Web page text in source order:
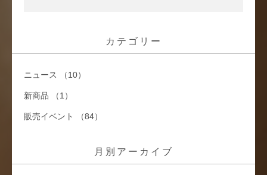
カテゴリー
ニュース （10）
新商品 （1）
販売イベント （84）
月別アーカイブ